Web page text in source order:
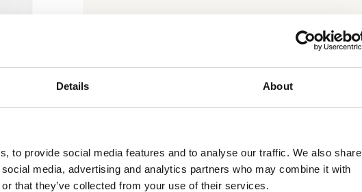
Details About
to provide social media features and to analyse our traffic. We also share
media, advertising and analytics partners who may combine it with
that they’ve collected from your use of their services.